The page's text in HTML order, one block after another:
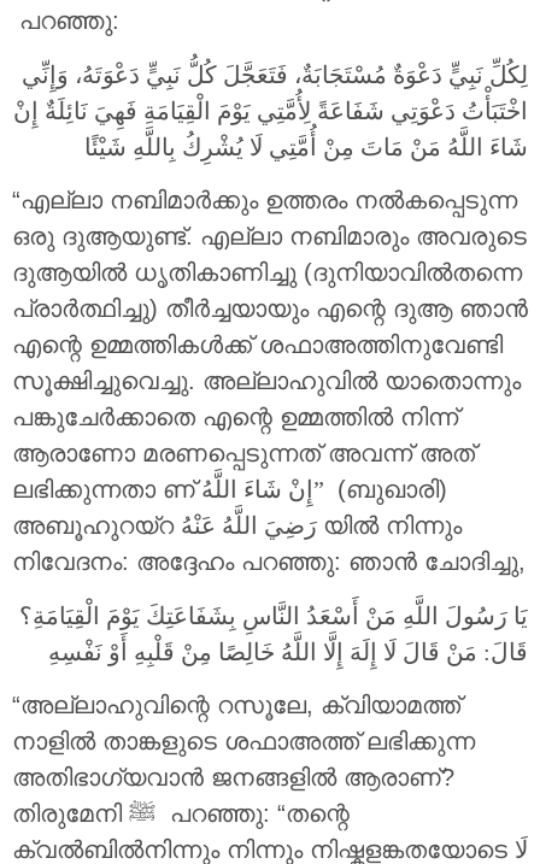
പറഞ്ഞു:
لِكُلِّ نَبِيٍّ دَعْوَةٌ مُسْتَجَابَةٌ، فَتَعَجَّلَ كُلُّ نَبِيٍّ دَعْوَتَهُ، وَإِنِّي
اخْتَبَأْتُ دَعْوَتِي شَفَاعَةً لِأُمَّتِي يَوْمَ الْقِيَامَةِ فَهِيَ نَائِلَةٌ إِنْ
شَاءَ اللَّهُ مَنْ مَاتَ مِنْ أُمَّتِي لَا يُشْرِكُ بِاللَّهِ شَيْئًا
“എല്ലാ നബിമാർക്കും ഉത്തരം നൽകപ്പെടുന്ന
ഒരു ദുആയുണ്ട്. എല്ലാ നബിമാരും അവരുടെ
ദുആയിൽ ധൃതികാണിച്ചു (ദുനിയാവിൽതന്നെ
പ്രാർത്ഥിച്ചു) തീർച്ചയായും എന്റെ ദുആ ഞാൻ
എന്റെ ഉമ്മത്തികൾക്ക് ശഫാഅത്തിനുവേണ്ടി
സൂക്ഷിച്ചുവെച്ചു. അല്ലാഹുവിൽ യാതൊന്നും
പങ്കുചേർക്കാതെ എന്റെ ഉമ്മത്തിൽ നിന്ന്
ആരാണോ മരണപ്പെടുന്നത് അവന്ന് അത്
ലഭിക്കുന്നതാ ണ്
إِنْ شَاءَ اللَّهُ” (ബുഖാരി)
അബൂഹുറയ്റ
യിൽ നിന്നും
നിവേദനം: അദ്ദേഹം പറഞ്ഞു: ഞാൻ ചോദിച്ചു,
يَا رَسُولَ اللَّهِ مَنْ أَسْعَدُ النَّاسِ بِشَفَاعَتِكَ يَوْمَ الْقِيَامَةِ؟
قَالَ: مَنْ قَالَ لَا إِلَهَ إِلَّا اللَّهُ خَالِصًا مِنْ قَلْبِهِ أَوْ نَفْسِهِ
“അല്ലാഹുവിന്റെ റസൂലേ, ക്വിയാമത്ത്
നാളിൽ താങ്കളുടെ ശഫാഅത്ത് ലഭിക്കുന്ന
അതിഭാഗ്യവാൻ ജനങ്ങളിൽ ആരാണ്?
തിരുമേനി ‎ﷺ പറഞ്ഞു: “തന്റെ
ക്വൽബിൽനിന്നും നിന്നും നിഷ്കളങ്കതയോടെ لَا